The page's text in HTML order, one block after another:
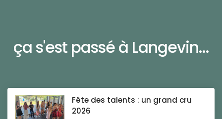
ça s'est passé à Langevin...
Fête des talents : un grand cru
2026